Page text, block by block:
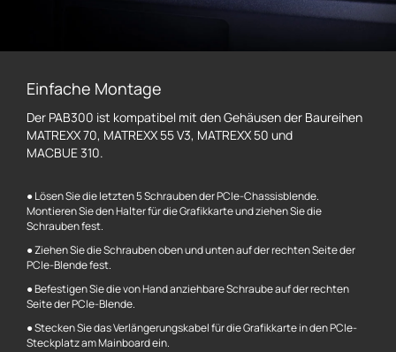
Einfache Montage
Der PAB300 ist kompatibel mit den Gehäusen der Baureihen
MATREXX 70, MATREXX 55 V3, MATREXX 50 und
MACBUE 310.
● Lösen Sie die letzten 5 Schrauben der PCIe-Chassisblende.
Montieren Sie den Halter für die Grafikkarte und ziehen Sie die
Schrauben fest.
● Ziehen Sie die Schrauben oben und unten auf der rechten Seite der
PCIe-Blende fest.
● Befestigen Sie die von Hand anziehbare Schraube auf der rechten
Seite der PCIe-Blende.
● Stecken Sie das Verlängerungskabel für die Grafikkarte in den PCIe-
Steckplatz am Mainboard ein.